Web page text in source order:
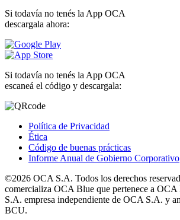
Si todavía no tenés la App OCA
descargala ahora:
Si todavía no tenés la App OCA
escaneá el código y descargala:
Política de Privacidad
Ética
Código de buenas prácticas
Informe Anual de Gobierno Corporativo
©2026 OCA S.A. Todos los derechos
comercializa OCA Blue que pertenece a
S.A. empresa independiente de OCA S.A. y
BCU.